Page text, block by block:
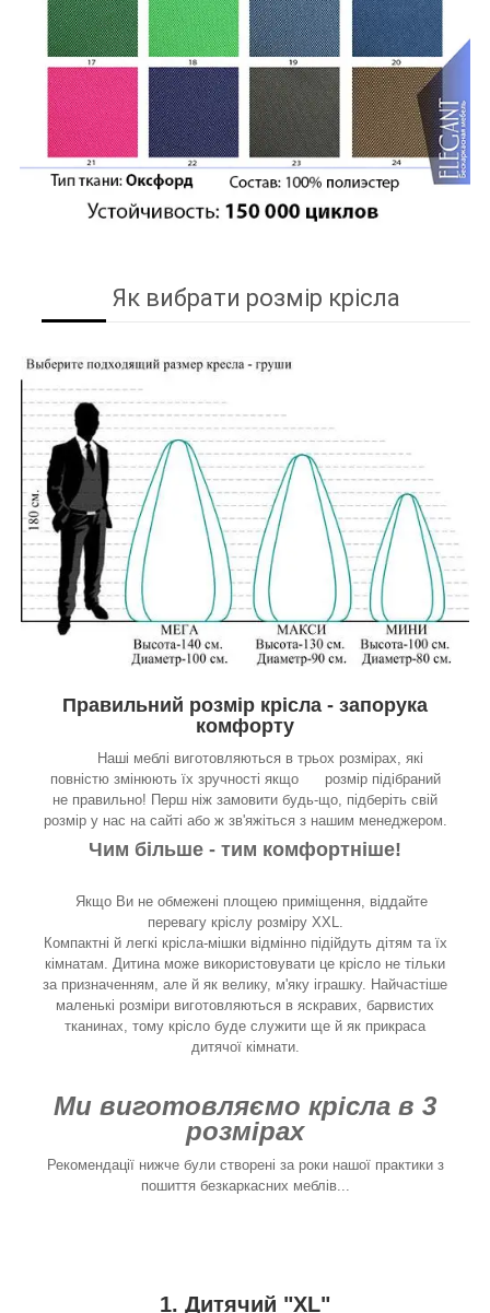
Як вибрати розмір крісла
Правильний розмір крісла - запорука
комфорту
Наші меблі виготовляються в трьох розмірах, які
повністю змінюють їх зручності якщо розмір підібраний
не правильно! Перш ніж замовити будь-що, підберіть свій
розмір у нас на сайті або ж зв'яжіться з нашим менеджером.
Чим більше - тим комфортніше!
Якщо Ви не обмежені площею приміщення, віддайте
перевагу кріслу розміру XXL.
Компактні й легкі крісла-мішки відмінно підійдуть дітям та їх
кімнатам. Дитина може використовувати це крісло не тільки
за призначенням, але й як велику, м'яку іграшку. Найчастіше
маленькі розміри виготовляються в яскравих, барвистих
тканинах, тому крісло буде служити ще й як прикраса
дитячої кімнати.
Ми виготовляємо крісла в 3
розмірах
Рекомендації нижче були створені за роки нашої практики з
пошиття безкаркасних меблів...
1. Дитячий "XL"